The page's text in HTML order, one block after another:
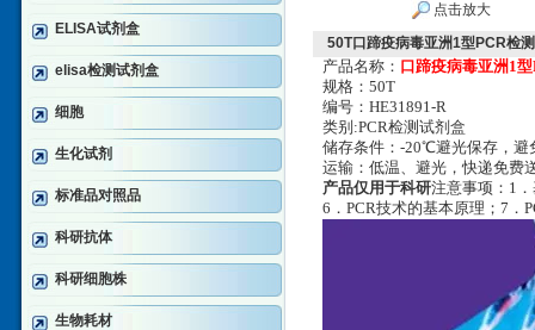
ELISA试剂盒
elisa检测试剂盒
细胞
生化试剂
标准品对照品
科研抗体
科研细胞株
生物耗材
点击放大
50T口蹄疫病毒亚洲1型PCR检
产品名称： 口蹄疫病毒亚洲1
规格：50T
编号：HE31891-R
类别:PCR检测试剂盒
储存条件：-20℃避光保存，避
运输：低温、避光，快递免费
产品仅用于科研注意事项：1
6．PCR技术的基本原理；7．